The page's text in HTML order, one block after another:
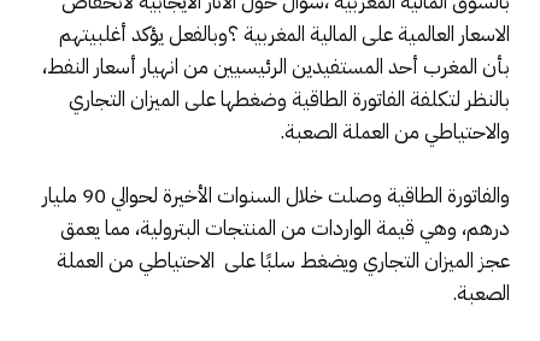
الاسعار العالمية على المالية المغربية ؟وبالفعل يؤكد أغلبيتهم
بأن المغرب أحد المستفيدين الرئيسيين من انهيار أسعار النفط،
بالنظر لتكلفة الفاتورة الطاقية وضغطها على الميزان التجاري
والاحتياطي من العملة الصعبة.
والفاتورة الطاقية وصلت خلال السنوات الأخيرة لحوالي 90 مليار
درهم، وهي قيمة الواردات من المنتجات البترولية، مما يعمق
عجز الميزان التجاري ويضغط سلبًا على الاحتياطي من العملة
الصعبة.